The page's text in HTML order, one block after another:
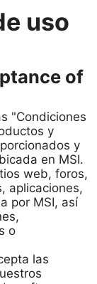
uso
of
"Condiciones
y
y
en MSI.
web, foros,
aplicaciones,
por MSI, así
o
las